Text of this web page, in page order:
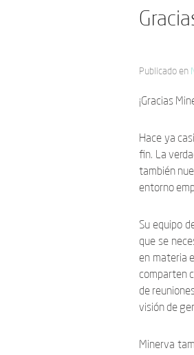
Publicado en
¡Gracias
Hace ya
fin. La
también
entorno
Su equipo
que se
en materia
comparten
de
visión de
Minerva